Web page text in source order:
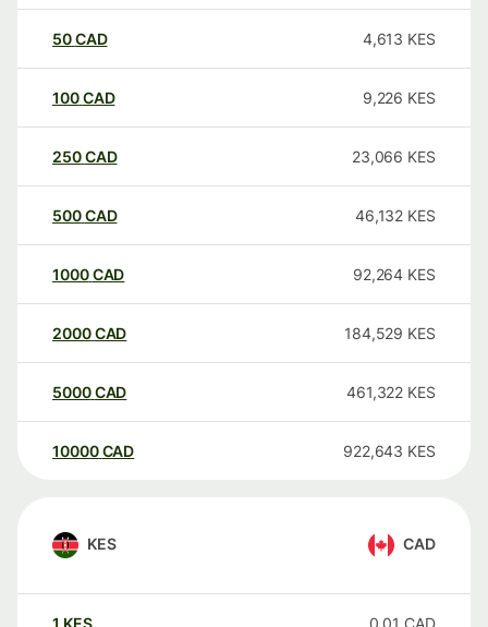
50CAD 4,613 KES
100CAD 9,226 KES
250CAD 23,066 KES
500CAD 46,132 KES
1000CAD 92,264 KES
2000CAD 184,529 KES
5000CAD 461,322 KES
10000 CAD 922,643 KES
KES CAD